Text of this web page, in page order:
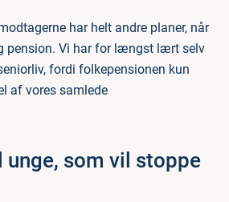
har helt andre planer, når
pension. Vi har for længst lært selv
fordi folkepensionen kun
af vores samlede
som vil stoppe